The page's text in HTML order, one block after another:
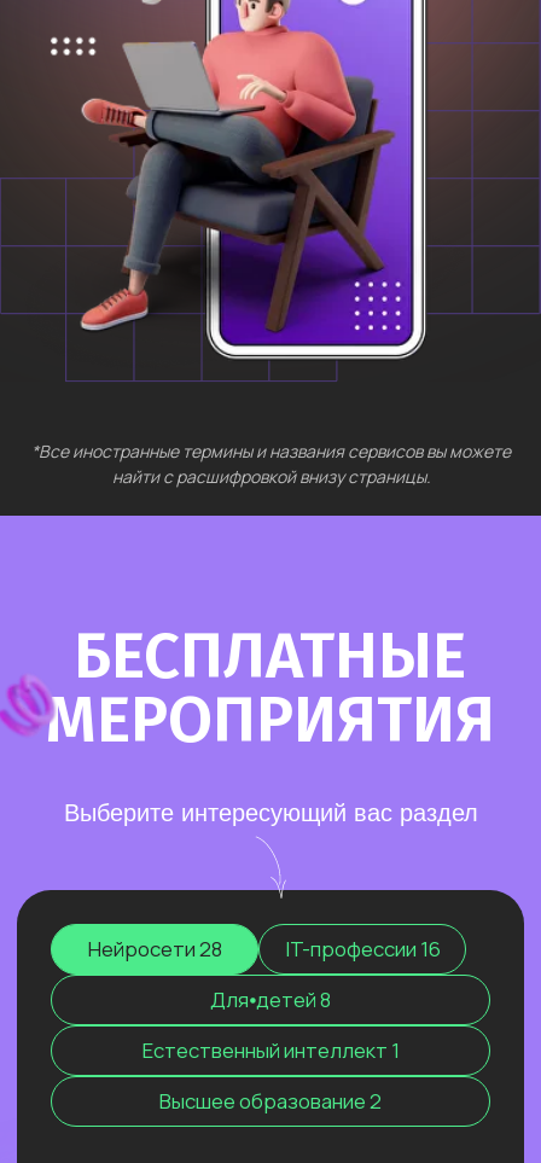
*Все иностранные термины и названия сервисов вы можете
найти с расшифровкой внизу страницы.
БЕСПЛАТНЫЕ
МЕРОПРИЯТИЯ
Выберите интересующий вас раздел
в мир нейросетей. Основные принципы,
полезные рекомендации и советы по работе
с нейросетями для тех, кто делает первые
шаги в области ИИ.
Нейросети для разработки и IT—
глубокого анализа данных, разработки
автономных систем.
Нейросети для профессий вне IT
инструменты для автоматизации, анализа
Примеры использования: от генерация
текстов и изображений до оптимизации
рутинных процессов.
Старт в нейросетях
Нейросети для разработки и IT
Нейросети для профессий вне IT
Нейросети 28
IT-профессии 16
Естественный интеллект 1
Высшее образование 2